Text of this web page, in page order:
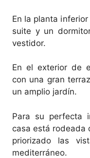
En la planta
suite y un
vestidor.
En el exterior de
con una gran
un amplio jardín.
Para su perfecta
casa está rodeada
priorizado las
mediterráneo.